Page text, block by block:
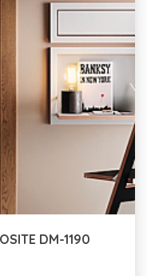
DM-1190